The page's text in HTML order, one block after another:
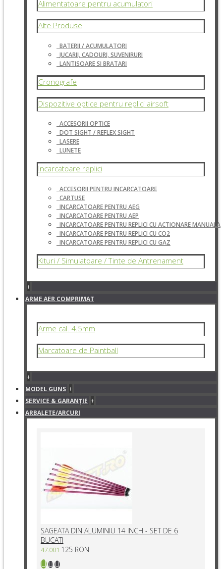
Alimentatoare pentru acumulatori
Alte Produse
BATERII / ACUMULATORI
JUCARII, CADOURI, SUVENIRURI
LANTISOARE SI BRATARI
Cronografe
Dispozitive optice pentru replici airsoft
ACCESORII OPTICE
DOT SIGHT / REFLEX SIGHT
LASERE
LUNETE
Incarcatoare replici
ACCESORII PENTRU INCARCATOARE
CARTUSE
INCARCATOARE PENTRU AEG
INCARCATOARE PENTRU AEP
INCARCATOARE PENTRU REPLICI CU ACTIONARE MANUALA
INCARCATOARE PENTRU REPLICI CU CO2
INCARCATOARE PENTRU REPLICI CU GAZ
Kituri / Simulatoare / Tinte de Antrenament
+
ARME AER COMPRIMAT
Arme cal. 4.5mm
Marcatoare de Paintball
+
MODEL GUNS +
SERVICE & GARANŢIE +
ARBALETE/ARCURI
SAGEATA DIN ALUMINIU 14 INCH - SET DE 6
BUCATI
47.001 125 RON